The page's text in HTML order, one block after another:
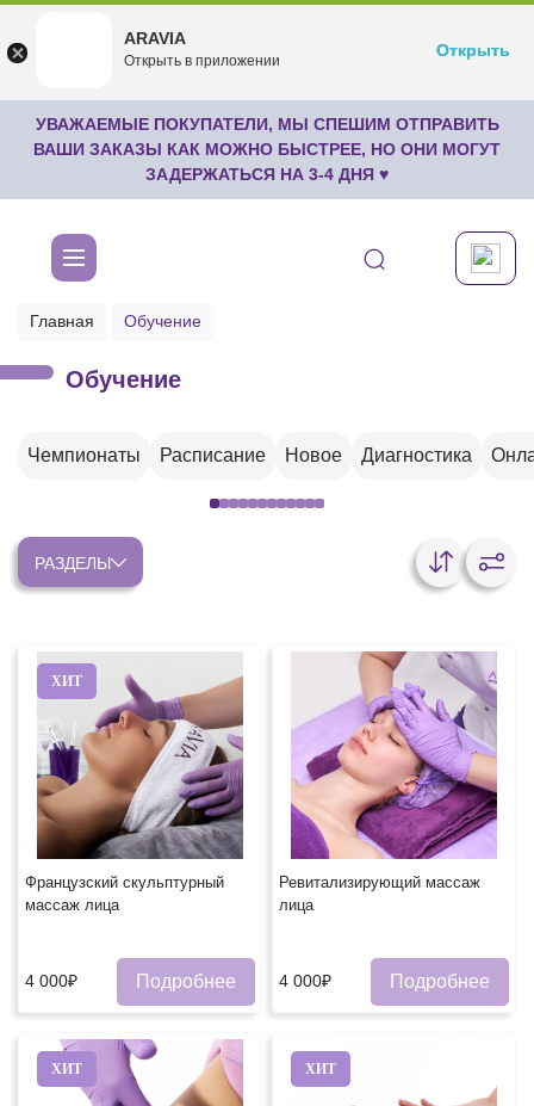
undefined
Бесплатноru.aravia.new
Открыть
УВАЖАЕМЫЕ ПОКУПАТЕЛИ, МЫ СПЕШИМ ОТПРАВИТЬ
ВАШИ ЗАКАЗЫ КАК МОЖНО БЫСТРЕЕ, НО ОНИ МОГУТ
ЗАДЕРЖАТЬСЯ НА 3-4 ДНЯ ♥
Главная Обучение
Обучение
Чемпионаты Расписание Новое Диагностика
РАЗДЕЛЫ
ХИТ
Французский скульптурный
массаж лица
4 000₽ Подробнее
Ревитализирующий массаж
лица
4 000₽ Подробнее
ХИТ ХИТ
ARAVIA
Открыть в приложении
Открыть